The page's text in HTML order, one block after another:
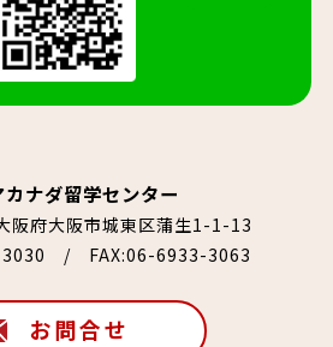
カナダ留学センター
府大阪市城東区蒲生1-1-13
/ FAX:06-6933-3063
お問合せ